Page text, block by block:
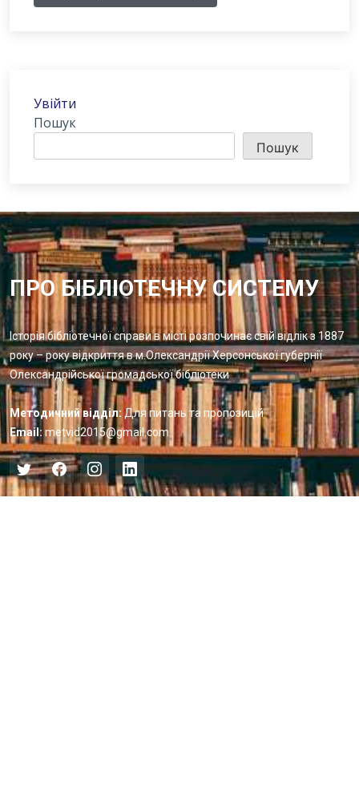
Увійти
Пошук
Пошук
ПРО БІБЛІОТЕЧНУ СИСТЕМУ
Історія бібліотечної справи в місті розпочинає свій відлік з 1887
року – року відкриття в м.Олександрії Херсонської губернії
Олександрійської громадської бібліотеки
Методичний відділ: Для питань та пропозицій
Email: metvid2015@gmail.com